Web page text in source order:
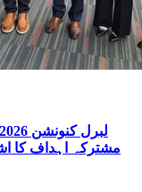
مشترکہ اہداف کا